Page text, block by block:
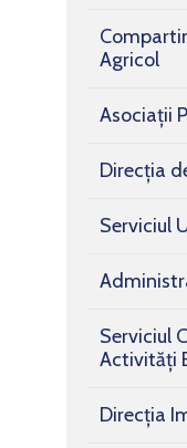
Agricol
Asociații
Direcția
Serviciul
Serviciul
Activități
Direcția